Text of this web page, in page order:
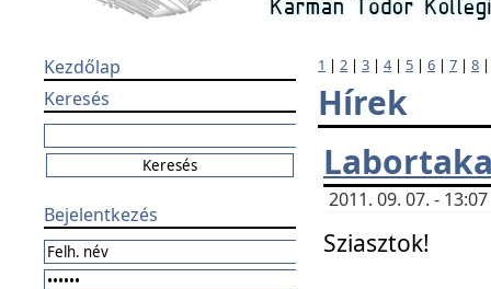
Kezdőlap
Keresés
Bejelentkezés
1 | 2 | 3 | 4| 5 | 6 | 7 | 8
Hírek
2011. 09. 07. -
Sziasztok!